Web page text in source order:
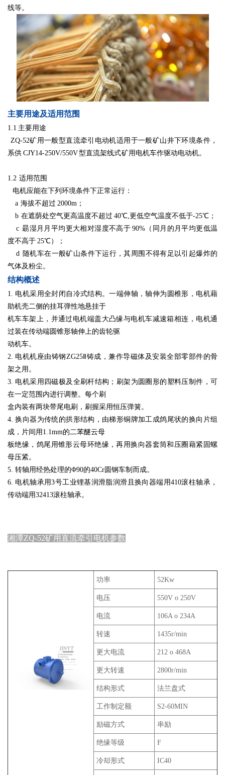
线等。
主要用途及适用范围
1.1 主要用途
ZQ-52矿用一般型直流牵引电动机适用于一般矿山井下环境条件，
系供 CJY14-250V/550V 型直流架线式矿用电机车作驱动电动机。
1.2 适用范围
电机应能在下列环境条件下正常运行：
a 海拔不超过 2000m；
b 在遮荫处空气更高温度不超过 40℃,更低空气温度不低于-25℃；
c 朂湿月月平均更大相对湿度不高于 90%（同月的月平均更低温
度不高于 25℃）；
d 随机车在一般矿山条件下运行，其周围不得有足以引起爆炸的
气体及粉尘。
结构概述
1. 电机采用全封闭自冷式结构。一端伸轴，轴伸为圆椎形，电机藉
助机壳二侧的挂耳弹性地悬挂于
机车车架上，并通过电机端盖大凸缘与电机车减速箱相连，电机通
过装在传动端圆锥形轴伸上的齿轮驱
动机车。
2. 电机机座由铸钢ZG25Ⅱ铸成，兼作导磁体及安装全部零部件的骨
架之用。
3. 电机采用四磁极及全刷杆结构；刷架为圆圈形的塑料压制件，可
在一定范围内进行调整。每个刷
盒内装有两块带尾电刷，刷握采用恒压弹簧。
4. 换向器为传统的拱形结构，由梯形铜牌加工成鸽尾状的换向片组
成，片间用1.1mm的二苯醚云母
板绝缘，鸽尾用锥形云母环绝缘，再用换向器套筒和压圈藉紧固螺
母压紧。
5. 转轴用经热处理的Φ90的40Cr圆钢车制而成。
6. 电机轴承用3号工业锂基润滑脂润滑且换向器端用410滚柱轴承，
传动端用32413滚柱轴承。
湘潭ZQ-52矿用直流牵引电机参数
功率 52Kw
电压 550V o 250V
电流 106A o 234A
转速 1435r/min
更大电流 212 o 468A
更大转速 2800r/min
结构形式 法兰盘式
工作制定额 S2-60MIN
励磁方式 串励
绝缘等级 F
冷却形式 IC40